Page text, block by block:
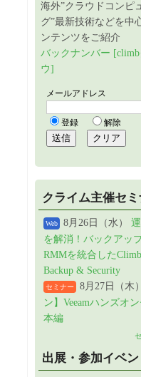
海外”クラウドコンピ
グ”最新技術などを中
ンテンツをご紹介
バックナンバー
ウ]
クライム主催セ
Web 8月26日（水）
を解消！バックアッ
RMMを統合した
Backup & Security
セミナー 8月27日（木）
ン】Veeamハンズオ
本編
出展・参加イベン